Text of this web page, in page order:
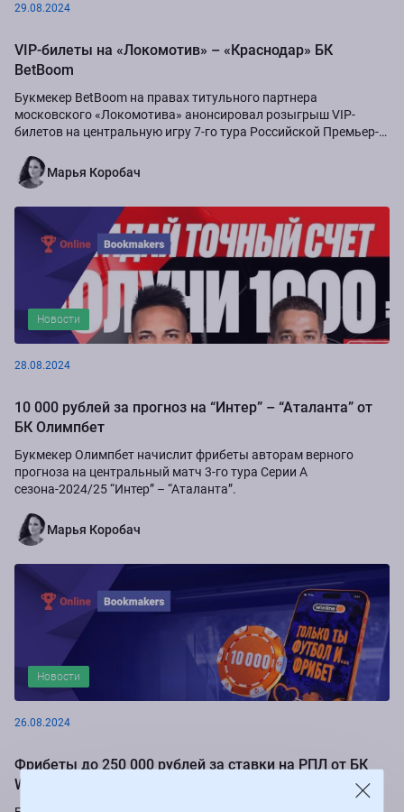
29.08.2024
VIP-билеты на «Локомотив» – «Краснодар» БК
BetBoom
Букмекер BetBoom на правах титульного партнера
московского «Локомотива» анонсировал розыгрыш VIP-
билетов на центральную игру 7-го тура Российской Премьер-
Марья Коробач
Новости
28.08.2024
10 000 рублей за прогноз на “Интер” – “Аталанта” от
БК Олимпбет
Букмекер Олимпбет начислит фрибеты авторам верного
прогноза на центральный матч 3-го тура Серии А
сезона-2024/25 “Интер” – “Аталанта”.
Марья Коробач
Новости
26.08.2024
Фрибеты до 250 000 рублей за ставки на РПЛ от БК
Winline